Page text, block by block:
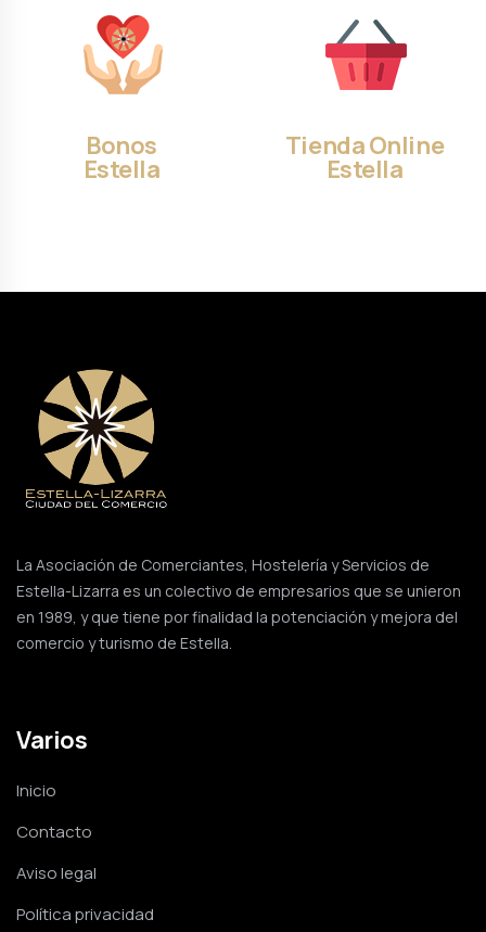
Bonos
Estella
Tienda Online
Estella
La Asociación de Comerciantes, Hostelería y Servicios de
Estella-Lizarra es un colectivo de empresarios que se unieron
en 1989, y que tiene por finalidad la potenciación y mejora del
comercio y turismo de Estella.
Varios
Inicio
Contacto
Aviso legal
Política privacidad